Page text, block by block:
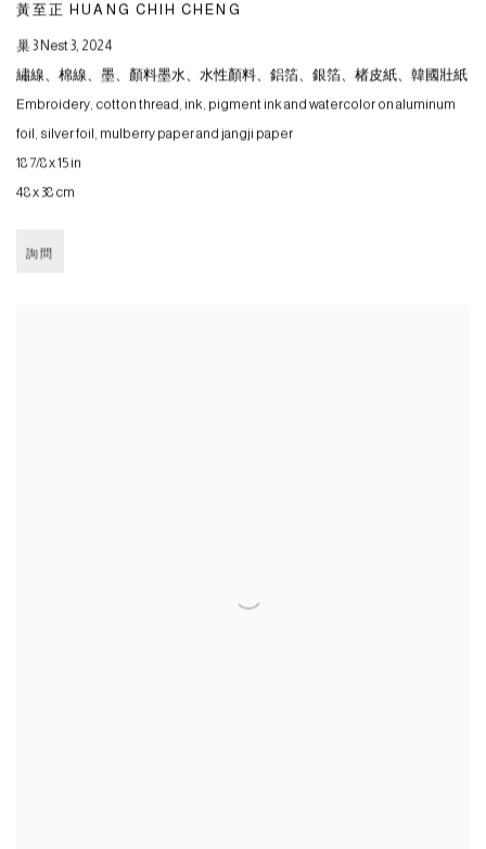
黃至正 HUANG CHIH CHENG
巢 3 Nest 3, 2024
繡線、棉線、墨、顏料墨水、水性顏料、鋁箔、銀箔、楮皮紙、韓國壯紙
Embroidery, cotton thread, ink, pigment ink and watercolor on aluminum
foil, silver foil, mulberry paper and jangji paper
18 7/8 x 15 in
48 x 38 cm
詢問